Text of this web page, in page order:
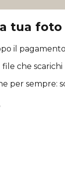
tua foto
il pagamento
che scarichi
per sempre: